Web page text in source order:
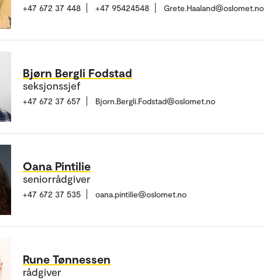
+47 672 37 448 +47 95424548 Grete.Haaland@oslomet.no
Bjørn Bergli Fodstad
seksjonssjef
+47 672 37 657 Bjorn.Bergli.Fodstad@oslomet.no
Oana Pintilie
seniorrådgiver
+47 672 37 535 oana.pintilie@oslomet.no
Rune Tønnessen
rådgiver